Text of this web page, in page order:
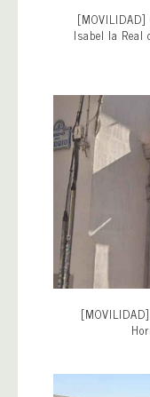
Isabel la Real